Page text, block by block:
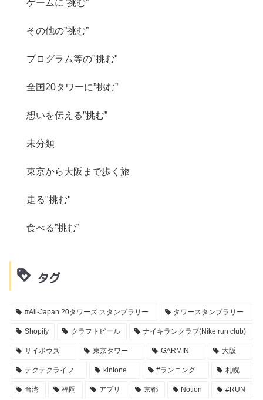
ゲームに”挑む”
その他の”挑む”
プログラム等の"挑む"
全国20タワーに”挑む”
想いを伝える”挑む”
未分類
東京から大阪まで歩く旅
走る"挑む"
食べる”挑む”
タグ
#All-Japan 20タワーズ スタンプラリー タワースタンプラリー
Shopify クラフトビール ナイキランクラブ(Nike run club)
サイボウズ 東京タワー GARMIN 大阪
テクテクライフ kintone #ランニング 札幌
台湾 福岡 アプリ 京都 Notion #RUN